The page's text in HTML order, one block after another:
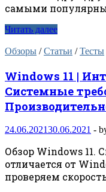
самыми
Читать далее
Обзоры /Статьи /Тесты
Windows 11 |
Системные
24.06.202130.06.2021 -
Обзор Windows 11.
отличается от
проверяем